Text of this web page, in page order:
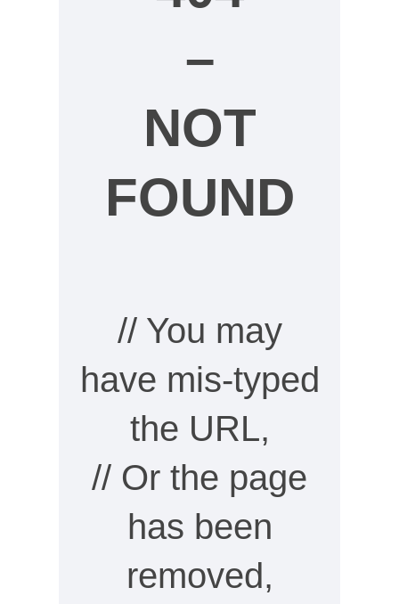
–
NOT
FOUND
// You may
have mis-typed
the URL,
// Or the page
has been
removed,